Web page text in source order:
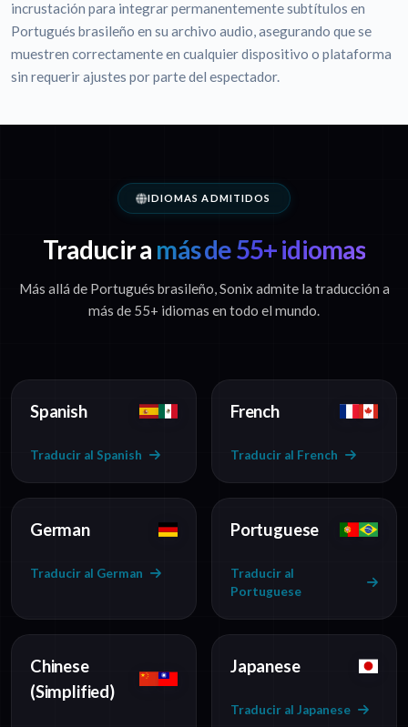
incrustación para integrar permanentemente subtítulos en
Portugués brasileño en su archivo audio, asegurando que se
muestren correctamente en cualquier dispositivo o plataforma
sin requerir ajustes por parte del espectador.
IDIOMAS ADMITIDOS
Traducir a más de 55+ idiomas
Más allá de Portugués brasileño, Sonix admite la traducción a
más de 55+ idiomas en todo el mundo.
Spanish
Traducir al Spanish
French
Traducir al French
German
Traducir al German
Portuguese
Traducir al
Portuguese
Chinese
(Simplified)
Japanese
Traducir al Japanese